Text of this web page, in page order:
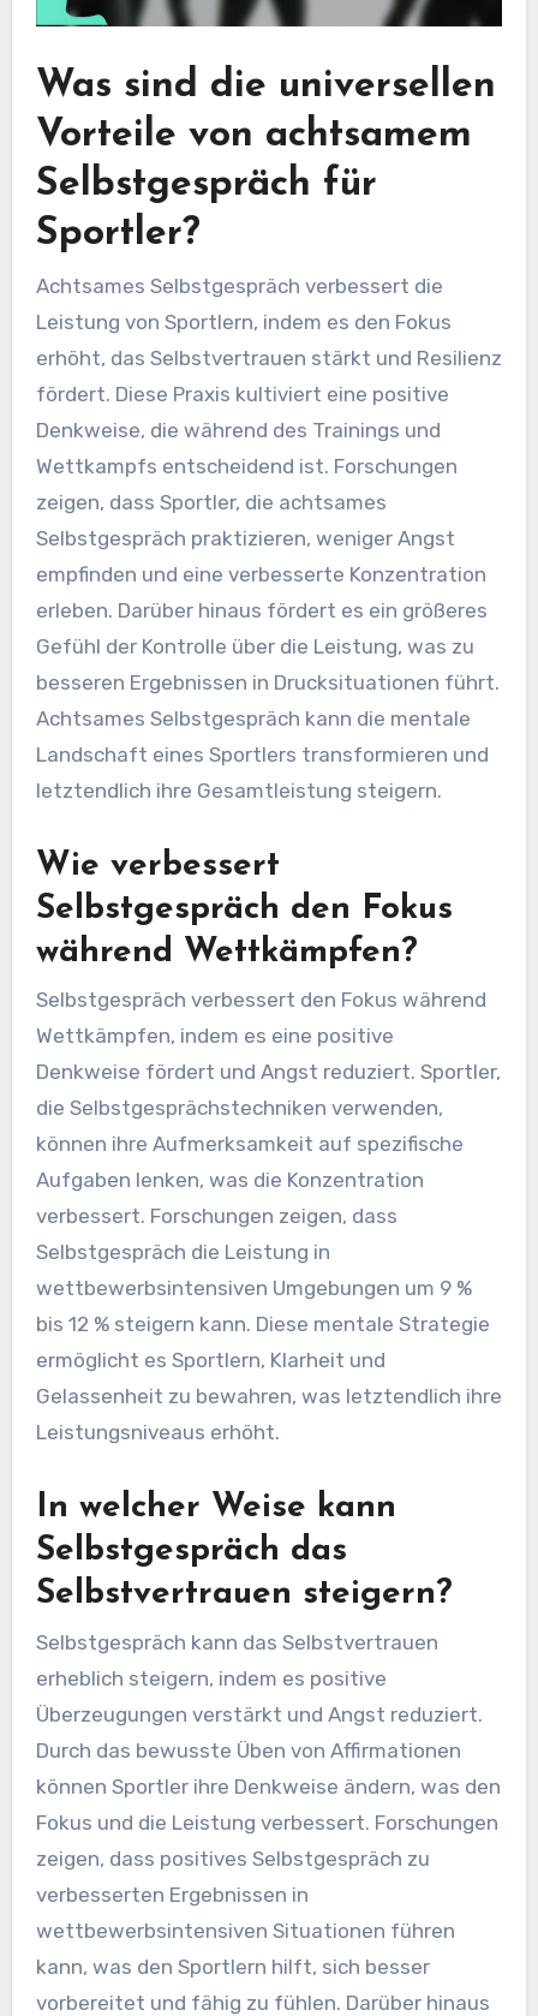
Was sind die universellen
Vorteile von achtsamem
Selbstgespräch für
Sportler?
Achtsames Selbstgespräch verbessert die
Leistung von Sportlern, indem es den Fokus
erhöht, das Selbstvertrauen stärkt und Resilienz
fördert. Diese Praxis kultiviert eine positive
Denkweise, die während des Trainings und
Wettkampfs entscheidend ist. Forschungen
zeigen, dass Sportler, die achtsames
Selbstgespräch praktizieren, weniger Angst
empfinden und eine verbesserte Konzentration
erleben. Darüber hinaus fördert es ein größeres
Gefühl der Kontrolle über die Leistung, was zu
besseren Ergebnissen in Drucksituationen führt.
Achtsames Selbstgespräch kann die mentale
Landschaft eines Sportlers transformieren und
letztendlich ihre Gesamtleistung steigern.
Wie verbessert
Selbstgespräch den Fokus
während Wettkämpfen?
Selbstgespräch verbessert den Fokus während
Wettkämpfen, indem es eine positive
Denkweise fördert und Angst reduziert. Sportler,
die Selbstgesprächstechniken verwenden,
können ihre Aufmerksamkeit auf spezifische
Aufgaben lenken, was die Konzentration
verbessert. Forschungen zeigen, dass
Selbstgespräch die Leistung in
wettbewerbsintensiven Umgebungen um 9 %
bis 12 % steigern kann. Diese mentale Strategie
ermöglicht es Sportlern, Klarheit und
Gelassenheit zu bewahren, was letztendlich ihre
Leistungsniveaus erhöht.
In welcher Weise kann
Selbstgespräch das
Selbstvertrauen steigern?
Selbstgespräch kann das Selbstvertrauen
erheblich steigern, indem es positive
Überzeugungen verstärkt und Angst reduziert.
Durch das bewusste Üben von Affirmationen
können Sportler ihre Denkweise ändern, was den
Fokus und die Leistung verbessert. Forschungen
zeigen, dass positives Selbstgespräch zu
verbesserten Ergebnissen in
wettbewerbsintensiven Situationen führen
kann, was den Sportlern hilft, sich besser
vorbereitet und fähig zu fühlen. Darüber hinaus